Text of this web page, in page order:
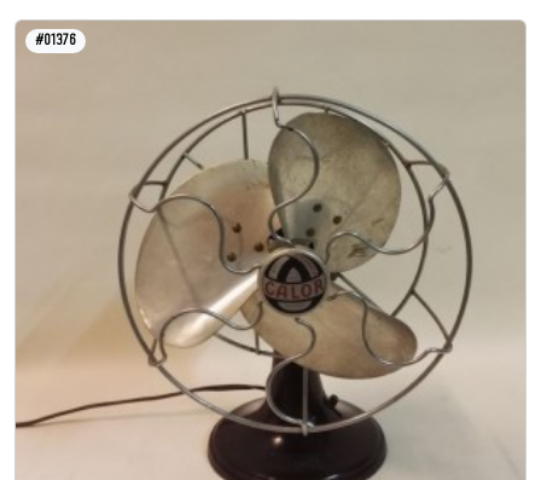
#01376